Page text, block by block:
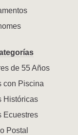
de 55 Años
con Piscina
Históricas
Ecuestres
Postal